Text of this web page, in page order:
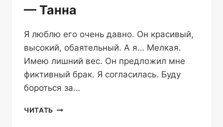
— Танна
Я люблю его очень давно. Он красивый,
высокий, обаятельный. А я… Мелкая.
Имею лишний вес. Он предложил мне
фиктивный брак. Я согласилась. Буду
бороться за…
ЧИТАТЬ КАК